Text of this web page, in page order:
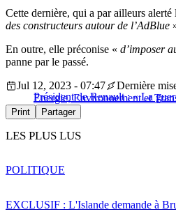
Cette dernière, qui a par ailleurs
des constructeurs autour de l’AdBlue
En outre, elle préconise « d’imposer
panne par le passé.
Président de Renault : « La
Jul 12, 2023 - 07:47
Dernière
Energie, Environnement et
Print Partager
LES PLUS LUS
EXCLUSIF : L'Islande demande à
POLITIQUE